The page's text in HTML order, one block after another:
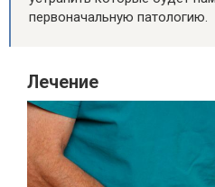
первоначальную патологию.
Лечение